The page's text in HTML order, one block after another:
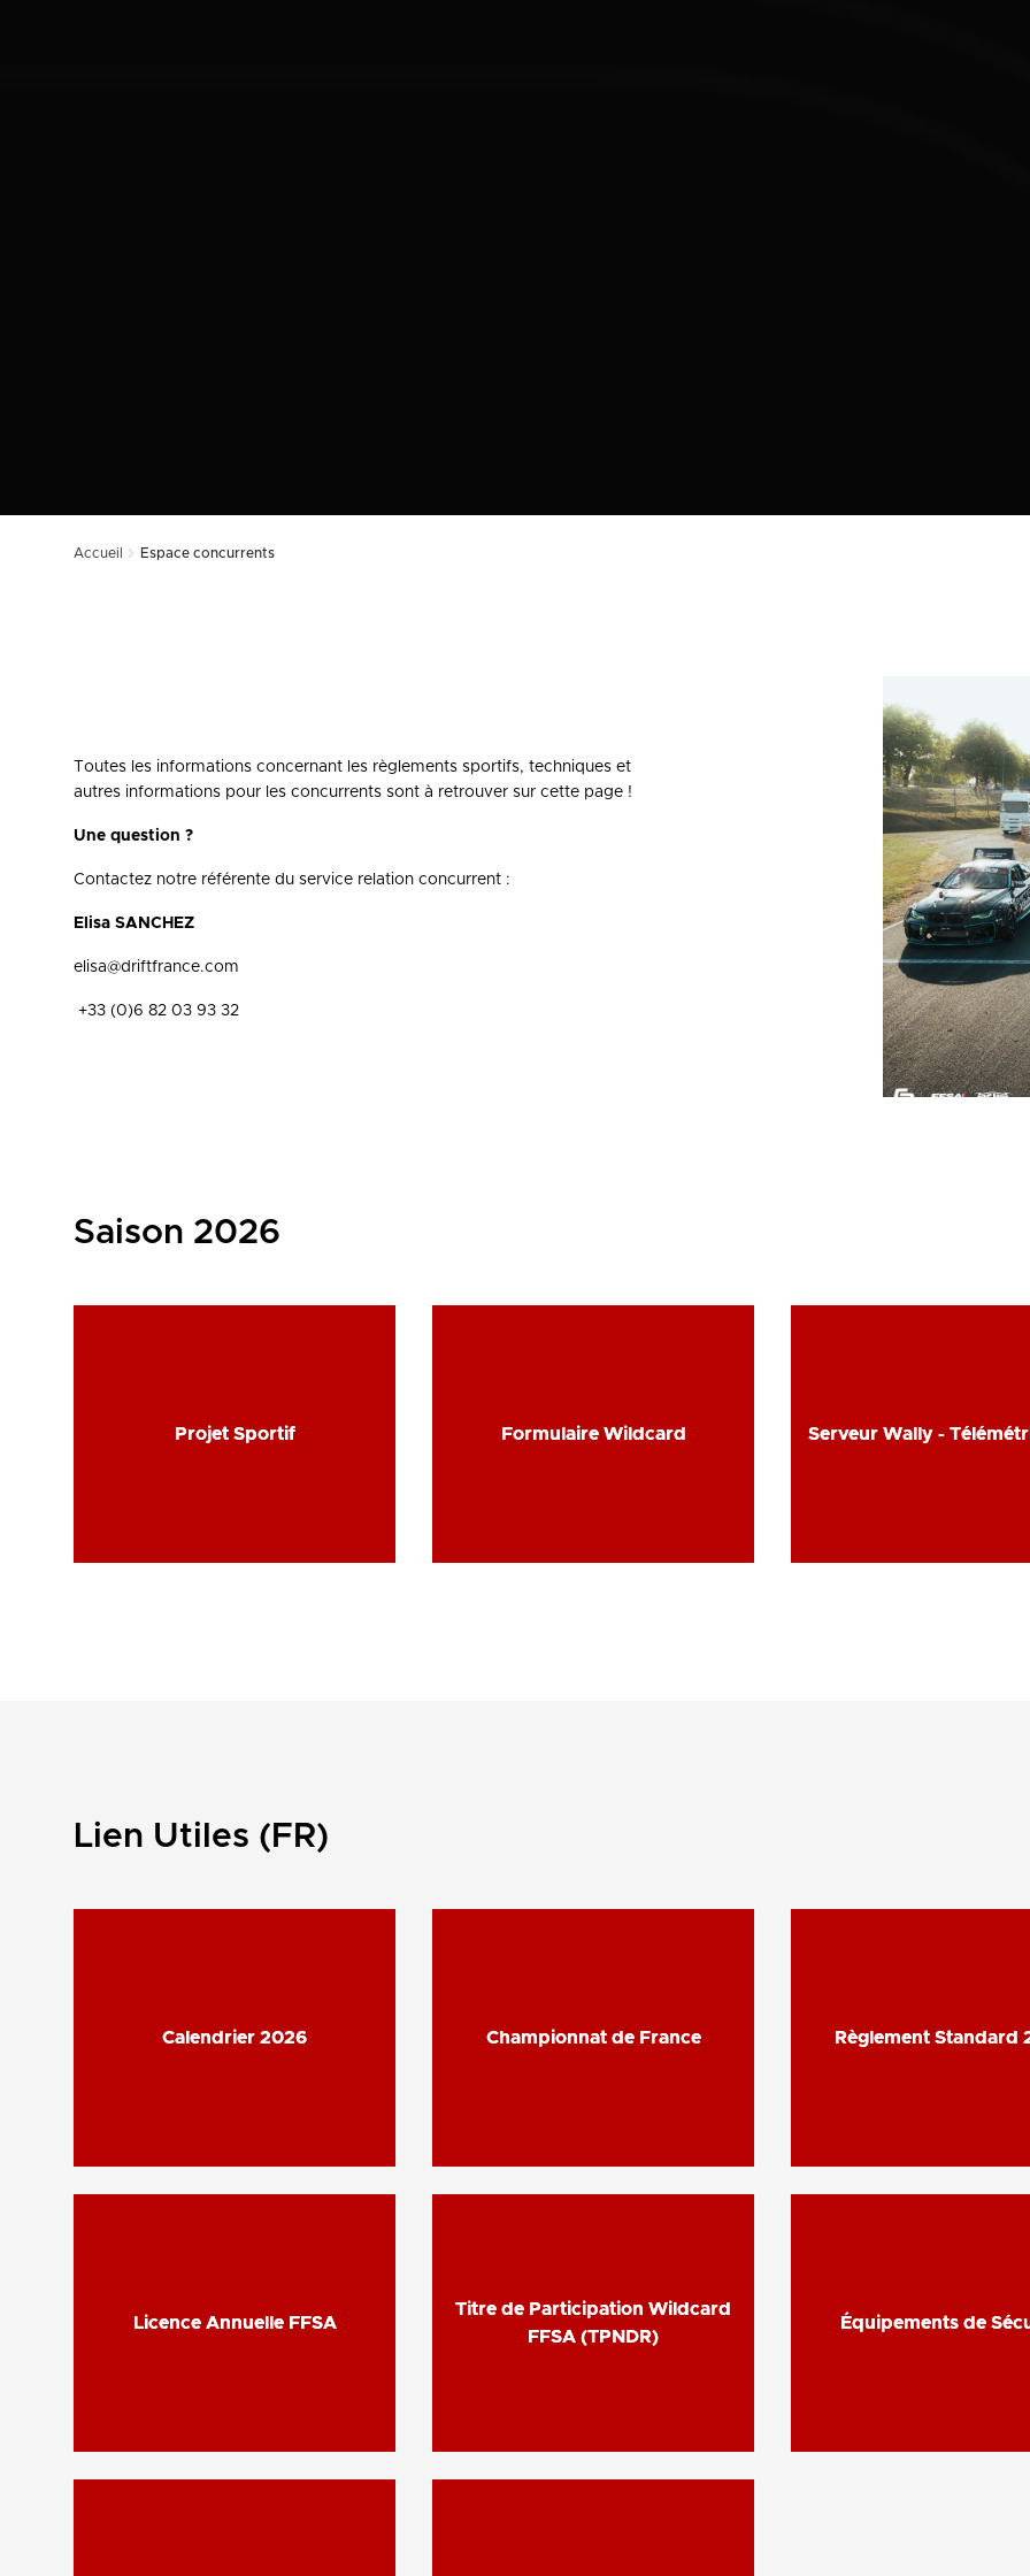
Accueil Espace concurrents
Toutes les informations concernant les règlements sportifs, techniques et
autres informations pour les concurrents sont à retrouver sur cette page !
Une question ?
Contactez notre référente du service relation concurrent :
Elisa SANCHEZ
elisa@driftfrance.com
+33 (0)6 82 03 93 32
Saison 2026
Projet Sportif
Projet Sportif Formulaire Wildcard
Formulaire Wildcard Serveur Wally -
Serveur Wally -
Lien Utiles (FR)
Calendrier 2026
Calendrier 2026 Championnat de France
Championnat de France Règlement Standard
Règlement Standard
Licence Annuelle FFSA
Licence Annuelle FFSA
Titre de Participation Wildcard
FFSA (TPNDR)
Titre de Participation Wildcard
FFSA (TPNDR)
Équipements de
Équipements de